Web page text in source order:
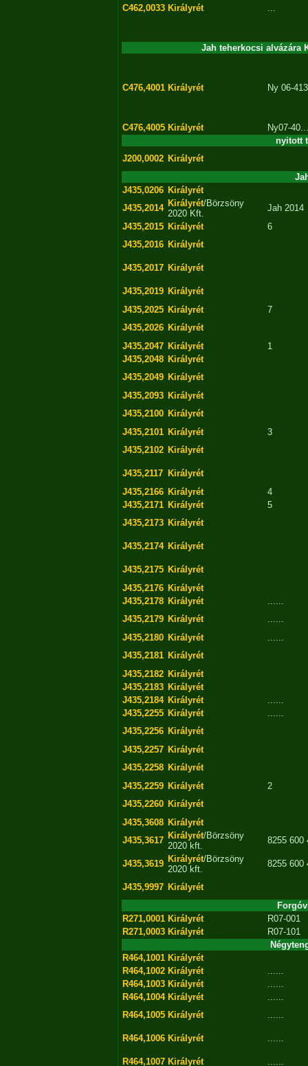
C462,0033 Királyrét
Jah teherkocsi alvázára
C476,4001 Királyrét Ny 06-413
C476,4005 Királyrét
Ny07-40...
nyitott
J200,0002 Királyrét
J435,0206 Királyrét
J435,2014 Királyrét/Börzsöny
2020 Kft.
Jah 2014
J435,2015 Királyrét
6
J435,2016 Királyrét
J435,2017 Királyrét
J435,2019 Királyrét
J435,2025 Királyrét
7
J435,2026 Királyrét
J435,2047 Királyrét
1
J435,2048 Királyrét
J435,2049 Királyrét
J435,2093 Királyrét
J435,2100 Királyrét
J435,2101 Királyrét
3
J435,2102 Királyrét
J435,2117 Királyrét
J435,2166 Királyrét
4
J435,2171 Királyrét
5
J435,2173 Királyrét
J435,2174 Királyrét
J435,2175 Királyrét
J435,2176 Királyrét
J435,2178 Királyrét
J435,2179 Királyrét
J435,2180 Királyrét
J435,2181 Királyrét
J435,2182 Királyrét
J435,2183 Királyrét
J435,2184 Királyrét
J435,2255 Királyrét
J435,2256 Királyrét
J435,2257 Királyrét
J435,2258 Királyrét
J435,2259 Királyrét
2
J435,2260 Királyrét
J435,3608 Királyrét
J435,3617 Királyrét/Börzsöny
2020 kft.
8255 600
J435,3619 Királyrét/Börzsöny
2020 kft.
8255 600
J435,9997 Királyrét
R271,0001 Királyrét
R07-001
R271,0003 Királyrét
R07-101
R464,1001 Királyrét
R464,1002 Királyrét
R464,1003 Királyrét
R464,1004 Királyrét
R464,1005 Királyrét
R464,1006 Királyrét
R464,1007 Királyrét